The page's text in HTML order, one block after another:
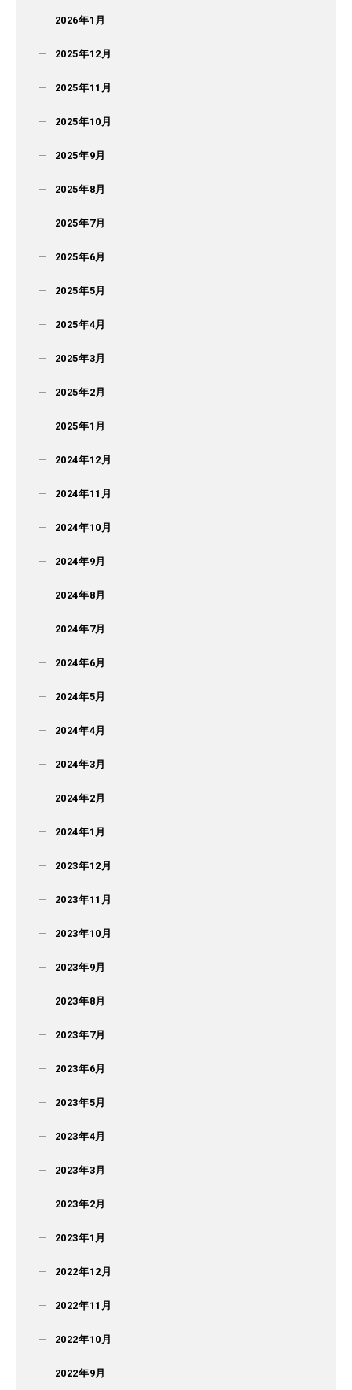
2026年1月
2025年12月
2025年11月
2025年10月
2025年9月
2025年8月
2025年7月
2025年6月
2025年5月
2025年4月
2025年3月
2025年2月
2025年1月
2024年12月
2024年11月
2024年10月
2024年9月
2024年8月
2024年7月
2024年6月
2024年5月
2024年4月
2024年3月
2024年2月
2024年1月
2023年12月
2023年11月
2023年10月
2023年9月
2023年8月
2023年7月
2023年6月
2023年5月
2023年4月
2023年3月
2023年2月
2023年1月
2022年12月
2022年11月
2022年10月
2022年9月